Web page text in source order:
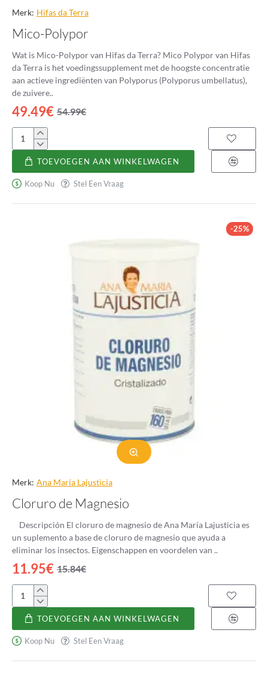
Merk: Hifas da Terra
Mico-Polypor
Wat is Mico-Polypor van Hifas da Terra? Mico Polypor van Hifas
da Terra is het voedingssupplement met de hoogste concentratie
aan actieve ingrediënten van Polyporus (Polyporus umbellatus),
de zuivere..
49.49€ 54.99€
Mico-
Polypor
TOEVOEGEN AAN WINKELWAGEN
Koop Nu Stel Een Vraag
-25%
Merk: Ana Marí­a Lajusticia
Cloruro de Magnesio
un suplemento a base de cloruro de magnesio que ayuda a
eliminar los insectos. Eigenschappen en voordelen van ..
11.95€ 15.84€
Cloruro
Magnesio
TOEVOEGEN AAN WINKELWAGEN
Koop Nu Stel Een Vraag